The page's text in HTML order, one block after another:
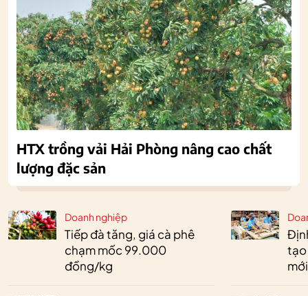
Doanh nghiệp
Tiếp đà tăng, giá cà phê
chạm mốc 99.000
đồng/kg
tạo
HTX trồng vải Hải Phòng nâng cao chất
lượng đặc sản